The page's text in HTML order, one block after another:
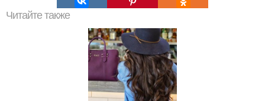
Читайте также